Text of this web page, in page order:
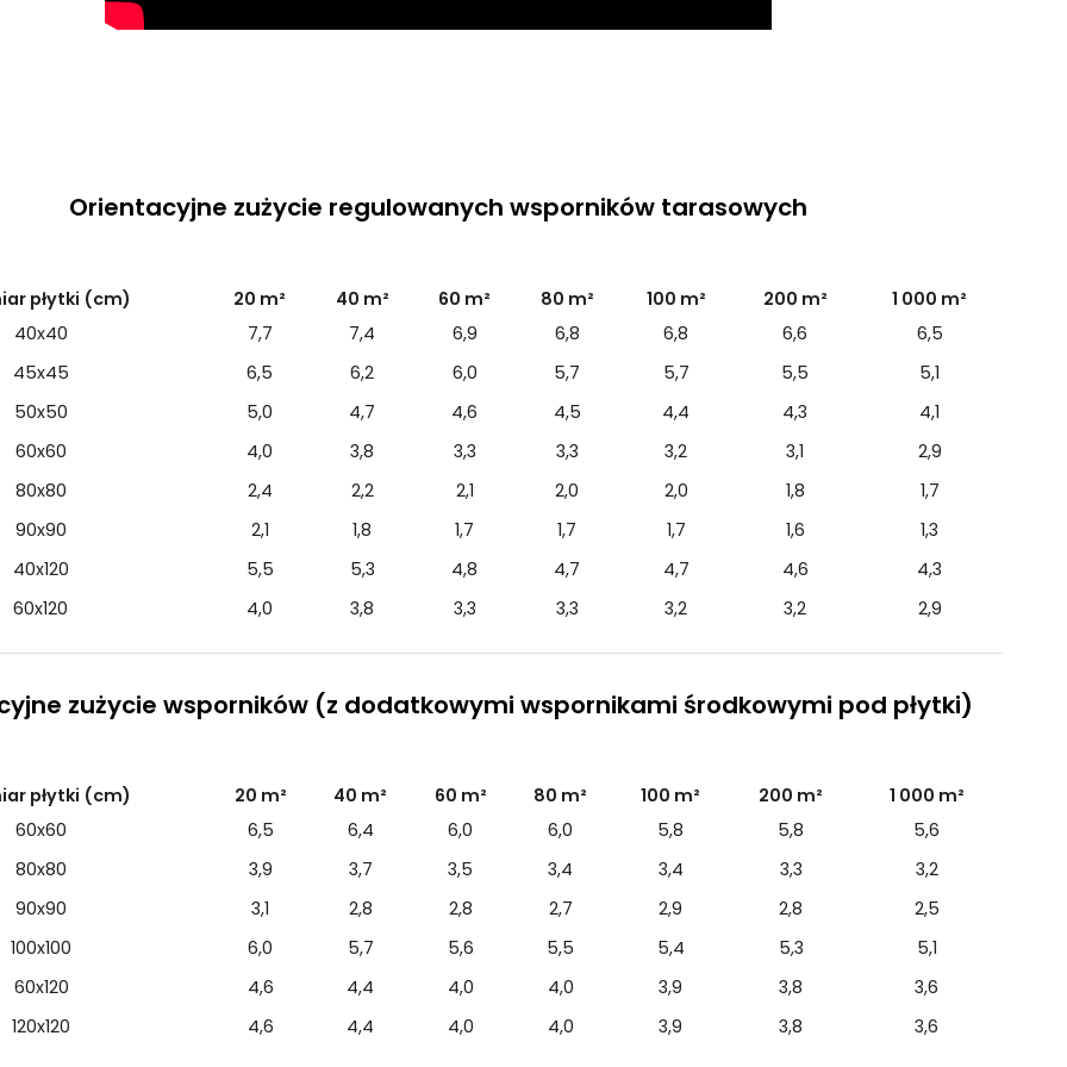
Orientacyjne zużycie regulowanych wsporników tarasowych
płytki (cm) 20 m² 40 m² 60 m² 80 m² 100 m² 200 m²
1 000 m²
40x40
7,7 7,4 6,9 6,8 6,8 6,6
6,5
45x45
6,5 6,2 6,0 5,7 5,7 5,5
5,1
50x50
5,0 4,7 4,6 4,5 4,4 4,3
4,1
60x60
4,0 3,8 3,3 3,3 3,2 3,1
2,9
80x80
2,4 2,2 2,1 2,0 2,0 1,8
1,7
90x90
2,1 1,8 1,7 1,7 1,7 1,6
1,3
40x120
5,5 5,3 4,8 4,7 4,7 4,6
4,3
60x120
4,0 3,8 3,3 3,3 3,2 3,2 2,9
zużycie wsporników (z dodatkowymi wspornikami środkowymi pod płytki)
płytki (cm) 20 m² 40 m² 60 m² 80 m² 100 m² 200 m²
1 000 m²
60x60
6,5 6,4 6,0 6,0 5,8 5,8
5,6
80x80
3,9 3,7 3,5 3,4 3,4 3,3
3,2
90x90
3,1 2,8 2,8 2,7 2,9 2,8
2,5
100x100
6,0 5,7 5,6 5,5 5,4 5,3
5,1
60x120
4,6 4,4 4,0 4,0 3,9 3,8
3,6
120x120
4,6 4,4 4,0 4,0 3,9 3,8 3,6